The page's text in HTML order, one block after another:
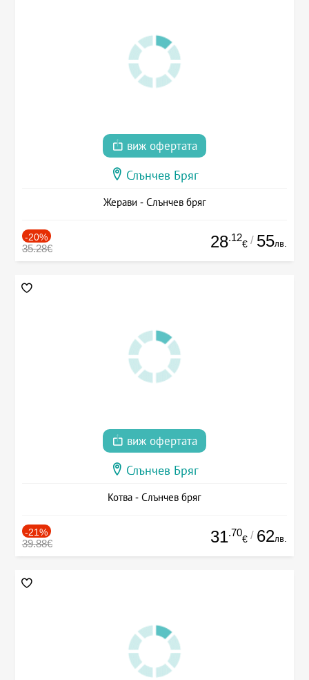
виж офертата
Слънчев Бряг
Жерави - Слънчев бряг
-20%
35.28€ 28.12
€ / 55лв.
виж офертата
Слънчев Бряг
Котва - Слънчев бряг
-21%
39.88€ 31.70
€ / 62лв.